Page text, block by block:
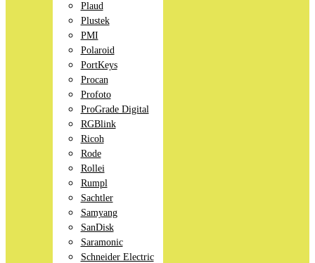
Plaud
Plustek
PMI
Polaroid
PortKeys
Procan
Profoto
ProGrade Digital
RGBlink
Ricoh
Rode
Rollei
Rumpl
Sachtler
Samyang
SanDisk
Saramonic
Schneider Electric